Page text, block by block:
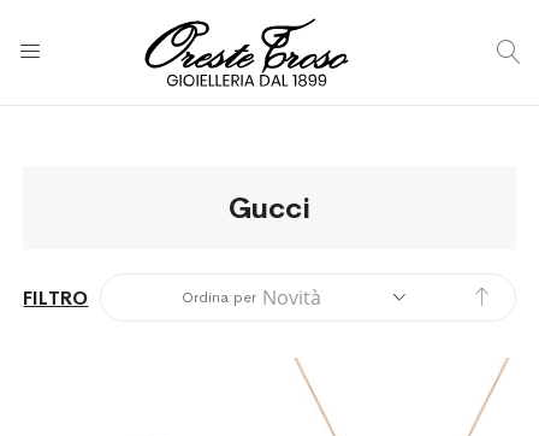
Gucci
FILTRO Ordina per